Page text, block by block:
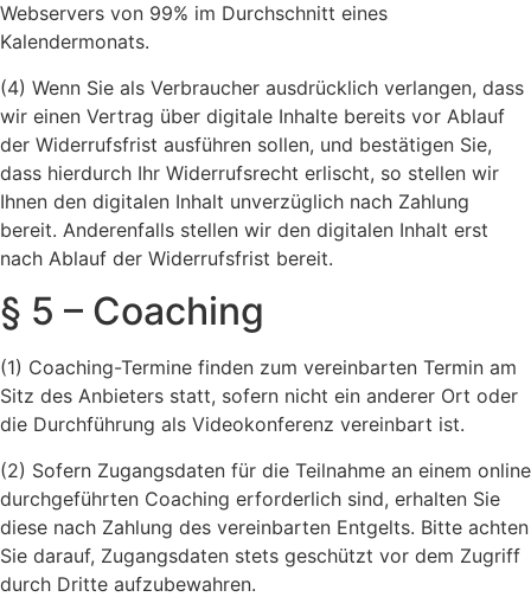
Webservers von 99% im Durchschnitt eines
Kalendermonats.
(4) Wenn Sie als Verbraucher ausdrücklich verlangen, dass
wir einen Vertrag über digitale Inhalte bereits vor Ablauf
der Widerrufsfrist ausführen sollen, und bestätigen Sie,
dass hierdurch Ihr Widerrufsrecht erlischt, so stellen wir
Ihnen den digitalen Inhalt unverzüglich nach Zahlung
bereit. Anderenfalls stellen wir den digitalen Inhalt erst
nach Ablauf der Widerrufsfrist bereit.
§ 5 – Coaching
(1) Coaching-Termine finden zum vereinbarten Termin am
Sitz des Anbieters statt, sofern nicht ein anderer Ort oder
die Durchführung als Videokonferenz vereinbart ist.
(2) Sofern Zugangsdaten für die Teilnahme an einem online
durchgeführten Coaching erforderlich sind, erhalten Sie
diese nach Zahlung des vereinbarten Entgelts. Bitte achten
Sie darauf, Zugangsdaten stets geschützt vor dem Zugriff
durch Dritte aufzubewahren.